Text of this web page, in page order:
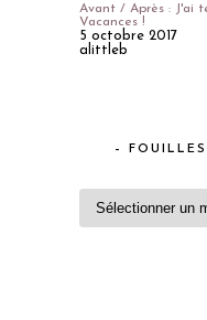
Avant / Après : J'ai
Vacances !
5 octobre 2017
alittleb
–